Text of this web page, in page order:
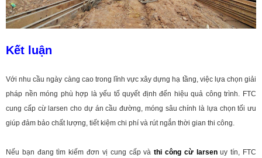
Kết luận
Với nhu cầu ngày càng cao trong lĩnh vực xây dựng hạ tầng, việc lựa chọn giải
pháp nền móng phù hợp là yếu tố quyết định đến hiệu quả công trình. FTC
cung cấp cừ larsen cho dự án cầu đường, móng sâu chính là lựa chọn tối ưu
giúp đảm bảo chất lượng, tiết kiệm chi phí và rút ngắn thời gian thi công.
Nếu bạn đang tìm kiếm đơn vị cung cấp vàthi công cừ larsenuy tín, FTC